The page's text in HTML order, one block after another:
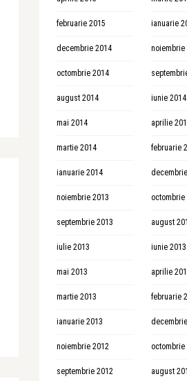
februarie 2015 ianuarie
decembrie 2014 noiembrie
octombrie 2014
august 2014 iunie 2014
mai 2014 aprilie
martie 2014 februarie
ianuarie 2014
noiembrie 2013 octombrie
septembrie 2013 august
iulie 2013 iunie 2013
mai 2013 aprilie
martie 2013 februarie
ianuarie 2013
noiembrie 2012 octombrie
septembrie 2012 august